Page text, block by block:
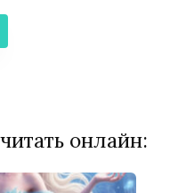
онлайн: